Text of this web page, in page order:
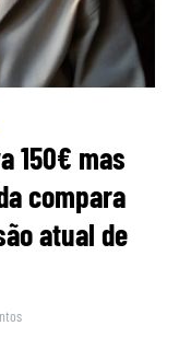
150€ mas
compara
atual de